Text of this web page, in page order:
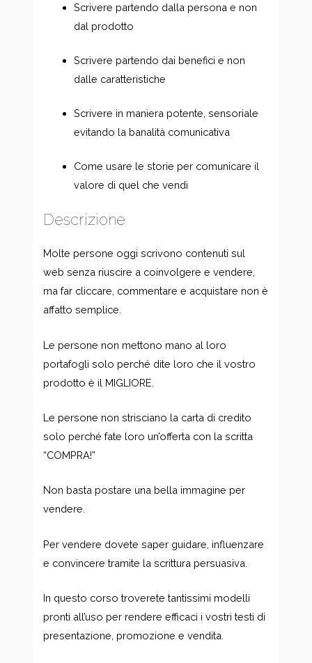
Scrivere partendo dalla persona e non
dal prodotto
Scrivere partendo dai benefici e non
dalle caratteristiche
Scrivere in maniera potente, sensoriale
evitando la banalità comunicativa
Come usare le storie per comunicare il
valore di quel che vendi
Descrizione
Molte persone oggi scrivono contenuti sul
web senza riuscire a coinvolgere e vendere,
ma far cliccare, commentare e acquistare non è
affatto semplice.
Le persone non mettono mano al loro
portafogli solo perché dite loro che il vostro
prodotto è il MIGLIORE.
Le persone non strisciano la carta di credito
solo perché fate loro un’offerta con la scritta
“COMPRA!”
Non basta postare una bella immagine per
vendere.
Per vendere dovete saper guidare, influenzare
e convincere tramite la scrittura persuasiva.
In questo corso troverete tantissimi modelli
pronti all’uso per rendere efficaci i vostri testi di
presentazione, promozione e vendita.